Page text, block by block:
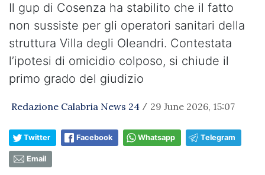
Il gup di Cosenza ha stabilito che il fatto
non sussiste per gli operatori sanitari della
struttura Villa degli Oleandri. Contestata
l’ipotesi di omicidio colposo, si chiude il
primo grado del giudizio
Redazione Calabria News 24 / 29 June 2026, 15:07
Twitter Facebook Whatsapp Telegram
Email